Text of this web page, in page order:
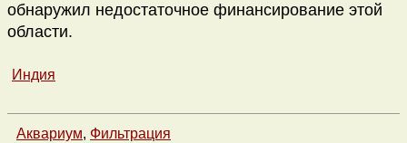
обнаружил недостаточное финансирование этой
области.
Индия
Аквариум, Фильтрация